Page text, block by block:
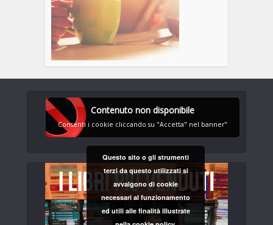
Contenuto non disponibile
Consenti i cookie cliccando su "Accetta" nel banner"
Questo sito o gli strumenti
terzi da questo utilizzati si
avvalgono di cookie
necessari al funzionamento
ed utili alle finalità illustrate